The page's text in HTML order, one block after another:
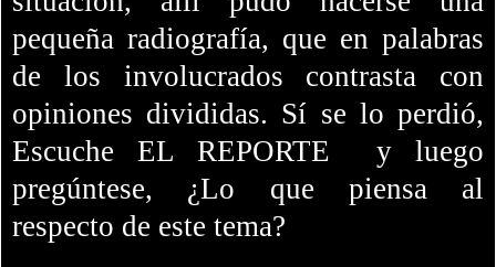
pequeña radiografía, que en palabras
de los involucrados contrasta con
opiniones divididas. Sí se lo perdió,
Escuche EL REPORTE y luego
pregúntese, ¿Lo que piensa al
respecto de este tema?